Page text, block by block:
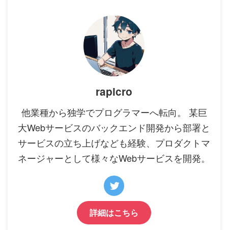
rapicro
他業種から独学でプログラマーへ転向。 某巨
大Webサービスのバックエンド開発から部署と
サービスの立ち上げなども経験、プロダクトマ
ネージャーとして様々なWebサービスを開発。
詳細はこちら